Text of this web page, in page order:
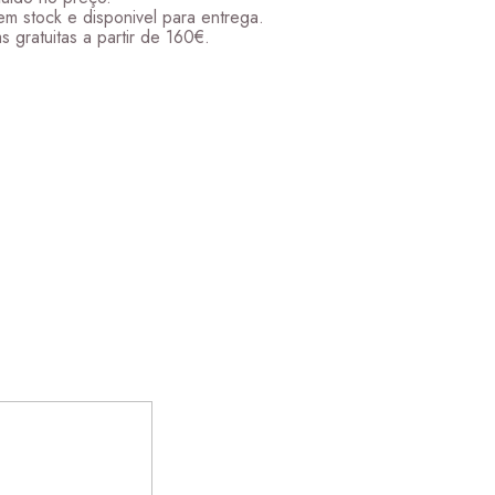
stock e disponivel para entrega.
gratuitas a partir de 160€.